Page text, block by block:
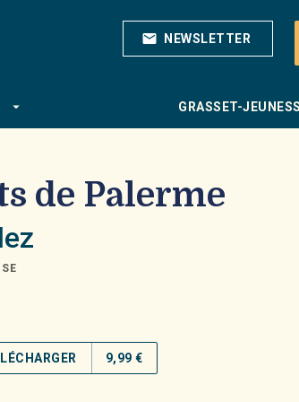
mail NEWSLETTER
arrow_drop_down GRASSET-
de Palerme
9,99 €